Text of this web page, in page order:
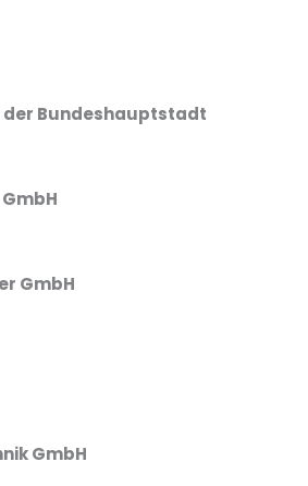
der Bundeshauptstadt
GmbH
GmbH